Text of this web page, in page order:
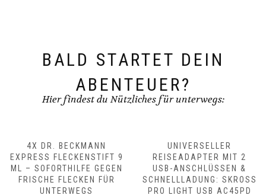
BALD STARTET DEIN
ABENTEUER?
Hier findest du Nützliches für unterwegs:
4X DR. BECKMANN
EXPRESS FLECKENSTIFT 9
ML – SOFORTHILFE GEGEN
FRISCHE FLECKEN FÜR
UNTERWEGS
UNIVERSELLER
REISEADAPTER MIT 2
USB-ANSCHLÜSSEN &
SCHNELLLADUNG: SKROSS
PRO LIGHT USB AC45PD